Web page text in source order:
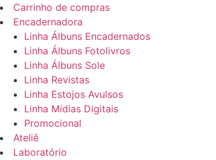
Carrinho de compras
Encadernadora
Linha Álbuns Encadernados
Linha Álbuns Fotolivros
Linha Álbuns Sole
Linha Revistas
Linha Estojos Avulsos
Linha Mídias Digitais
Promocional
Ateliê
Laboratório